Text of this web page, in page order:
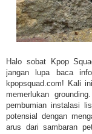
Halo sobat Kpop
jangan lupa baca
kpopsquad.com! Kali
memerlukan
pembumian instalasi
potensial dengan
arus dari sambaran